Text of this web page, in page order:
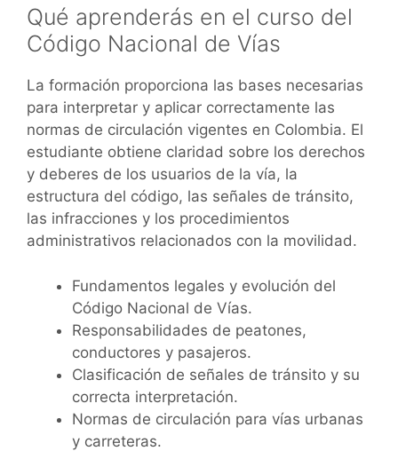
Qué aprenderás en el curso del
Código Nacional de Vías
La formación proporciona las bases necesarias
para interpretar y aplicar correctamente las
normas de circulación vigentes en Colombia. El
estudiante obtiene claridad sobre los derechos
y deberes de los usuarios de la vía, la
estructura del código, las señales de tránsito,
las infracciones y los procedimientos
administrativos relacionados con la movilidad.
Fundamentos legales y evolución del
Código Nacional de Vías.
Responsabilidades de peatones,
conductores y pasajeros.
Clasificación de señales de tránsito y su
correcta interpretación.
Normas de circulación para vías urbanas
y carreteras.